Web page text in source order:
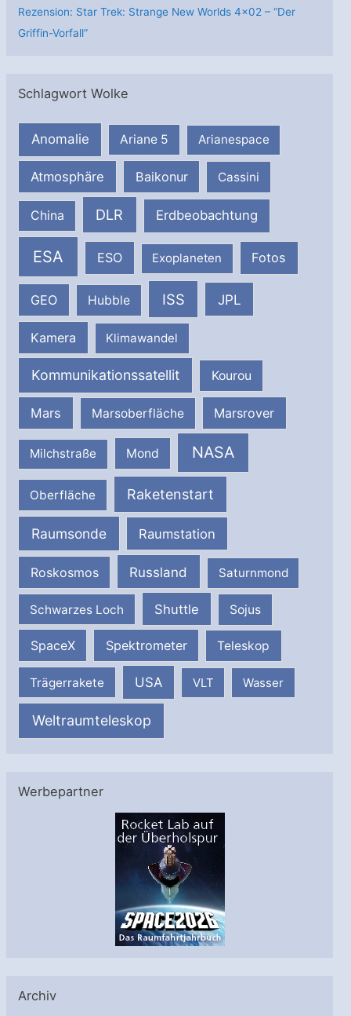
Rezension: Star Trek: Strange New Worlds 4×02 – “Der
Griffin-Vorfall”
Schlagwort Wolke
Anomalie Ariane 5 Arianespace
Atmosphäre Baikonur Cassini
China DLR Erdbeobachtung
ESA ESO Exoplaneten Fotos
GEO Hubble ISS JPL
Kamera Klimawandel
Kommunikationssatellit Kourou
Mars Marsoberfläche Marsrover
Milchstraße Mond NASA
Oberfläche Raketenstart
Raumsonde Raumstation
Roskosmos Russland Saturnmond
Schwarzes Loch Shuttle Sojus
SpaceX Spektrometer Teleskop
Trägerrakete USA VLT Wasser
Weltraumteleskop
Werbepartner
Archiv